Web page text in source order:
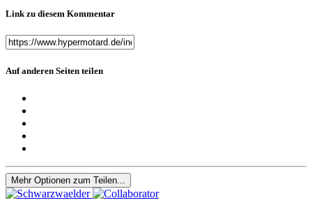
Link zu diesem Kommentar
Auf anderen Seiten teilen
Mehr Optionen zum Teilen...